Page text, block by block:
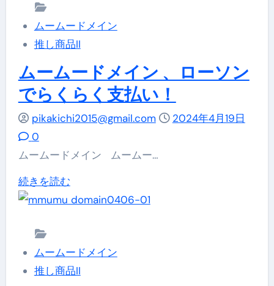
て
詳
く
読
む
い、
っ
と
っ
と
し
て
ー
マ
ト
で
ム
ム
ド
ン
の
ムームードメイン
推し商品II
ムームードメイン 、ローソン
でらくらく支払い！
pikakichi2015@gmail.com
2024年4月19日
0
ムームードメイン ムームー…
続きを読むム
ー
ド
メ
ムームードメイン
推し商品II